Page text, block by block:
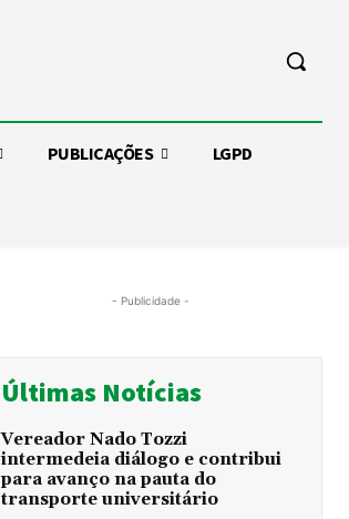
PUBLICAÇÕES LGPD
- Publicidade -
Últimas Notícias
Vereador Nado Tozzi
intermedeia diálogo e contribui
para avanço na pauta do
transporte universitário